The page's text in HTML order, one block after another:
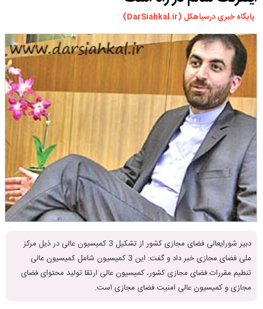
ورزشی
چندرسانه ای
پایگاه خبری درسیاهکل (DarSiahkal.ir)
دبیر شورایعالی فضای مجازی کشور از تشکیل 3 کمیسیون عالی در ذیل مرکز
ملی فضای مجازی خبر داد و گفت: این 3 کمیسیون شامل کمیسیون عالی
تنطیم مقررات فضای مجازی کشور، کمیسیون عالی ارتقا تولید محتوای فضای
مجازی و کمیسیون عالی امنیت فضای مجازی است.